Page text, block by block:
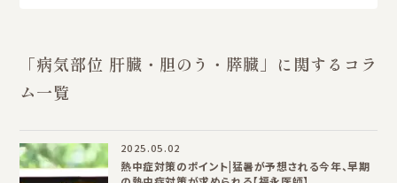
「病気部位 肝臓・胆のう・膵臓」に関するコラ
ム一覧
2025.05.02
熱中症対策のポイント|猛暑が予想される今年、早期